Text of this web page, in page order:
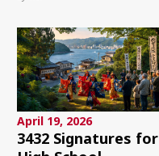
April 19, 2026
3432 Signatures for